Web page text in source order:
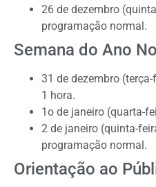
26 de dezembro
programação normal.
Semana do Ano
31 de dezembro
1 hora.
1o de janeiro (quarta-
2 de janeiro (quinta-
programação normal.
Orientação ao